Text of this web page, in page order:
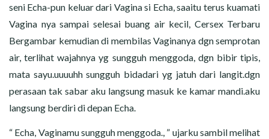
seni Echa-pun keluar dari Vagina si Echa, saaitu terus kuamati
Vagina nya sampai selesai buang air kecil, Cersex Terbaru
Bergambar kemudian di membilas Vaginanya dgn semprotan
air, terlihat wajahnya yg sungguh menggoda, dgn bibir tipis,
mata sayu.uuuuhh sungguh bidadari yg jatuh dari langit.dgn
perasaan tak sabar aku langsung masuk ke kamar mandi.aku
langsung berdiri di depan Echa.
“ Echa, Vaginamu sungguh menggoda., ” ujarku sambil melihat